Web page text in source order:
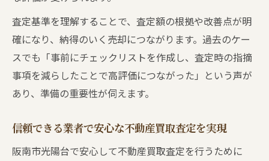
査定基準を理解することで、査定額の根拠や改善点が明
確になり、納得のいく売却につながります。過去のケー
スでも「事前にチェックリストを作成し、査定時の指摘
事項を減らしたことで高評価につながった」という声が
あり、準備の重要性が伺えます。
信頼できる業者で安心な不動産買取査定を実現
阪南市光陽台で安心して不動産買取査定を行うために